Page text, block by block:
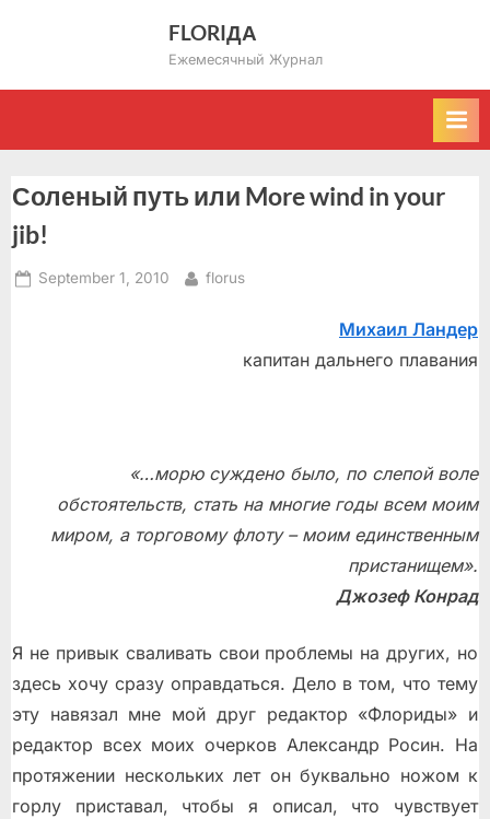
FLORIДА
Ежемесячный Журнал
Соленый путь или More wind in your
jib!
Posted
September 1, 2010 By
florus
Михаил Ландер
капитан дальнего плавания
«…морю суждено было, по слепой воле
обстоятельств, стать на многие годы всем моим
миром, а торговому флоту – моим единственным
пристанищем».
Джозеф Конрад
Я не привык сваливать свои проблемы на других, но
здесь хочу сразу оправдаться. Дело в том, что тему
эту навязал мне мой друг редактор «Флориды» и
редактор всех моих очерков Александр Росин. На
протяжении нескольких лет он буквально ножом к
горлу приставал, чтобы я описал, что чувствует